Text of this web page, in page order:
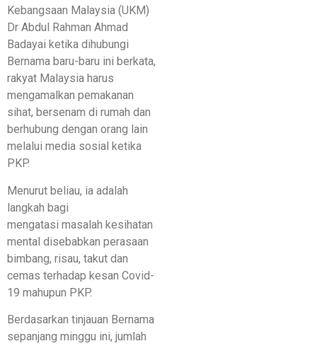
Kebangsaan Malaysia (UKM)
Dr Abdul Rahman Ahmad
Badayai ketika dihubungi
Bernama baru-baru ini berkata,
rakyat Malaysia harus
mengamalkan pemakanan
sihat, bersenam di rumah dan
berhubung dengan orang lain
melalui media sosial ketika
PKP.
Menurut beliau, ia adalah
langkah bagi
mengatasi masalah kesihatan
mental disebabkan perasaan
bimbang, risau, takut dan
cemas terhadap kesan Covid-
19 mahupun PKP.
Berdasarkan tinjauan Bernama
sepanjang minggu ini, jumlah